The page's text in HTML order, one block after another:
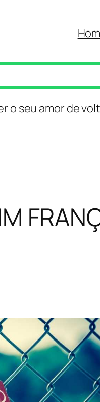
o seu amor de